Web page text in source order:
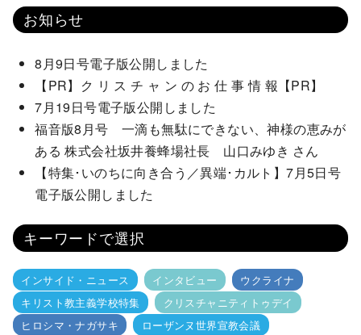
お知らせ
8月9日号電子版公開しました
【PR】ク リ ス チ ャ ン の お 仕 事 情 報【PR】
7月19日号電子版公開しました
福音版8月号 一滴も無駄にできない、神様の恵みが
ある 株式会社坂井養蜂場社長 山口みゆき さん
【特集･いのちに向き合う／異端･カルト】7月5日号
電子版公開しました
キーワードで選択
インサイド・ニュース インタビュー
ウクライナ
キリスト教主義学校特集
クリスチャニティトゥデイ
ヒロシマ・ナガサキ
ローザンヌ世界宣教会議